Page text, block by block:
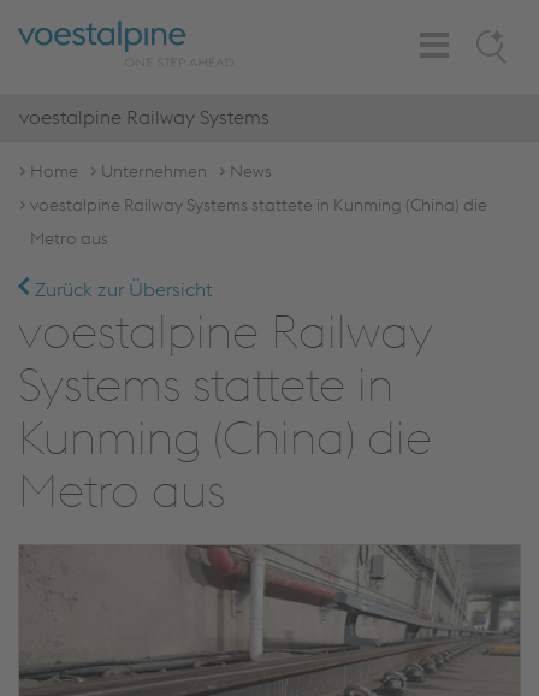
Search
Toggle
Navigation
voestalpine Railway Systems
Home Unternehmen
News
voestalpine Railway Systems stattete in Kunming (China) die
Metro aus
Zurück zur Übersicht
voestalpine Railway
Systems stattete in
Kunming (China) die
Metro aus